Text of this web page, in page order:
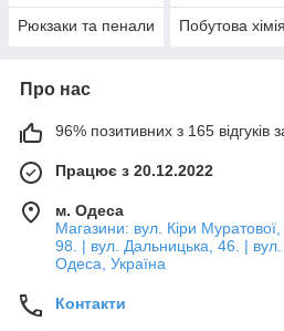
Рюкзаки та пенали Побутова хімія
Про нас
96% позитивних з 165 відгуків
Працює з 20.12.2022
м. Одеса
Магазини: вул. Кіри
98. | вул. Дальницька, 46. |
Одеса, Україна
Контакти